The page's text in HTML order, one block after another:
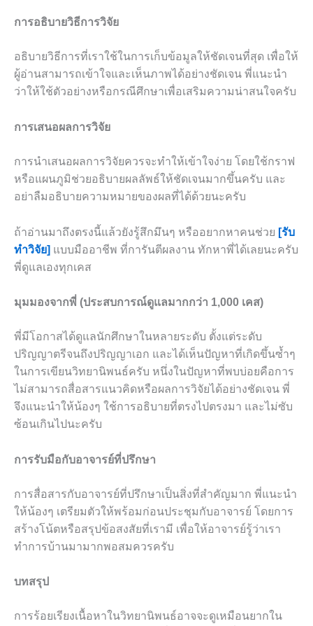
การอธิบายวิธีการวิจัย
อธิบายวิธีการที่เราใช้ในการเก็บข้อมูลให้ชัดเจนที่สุด เพื่อให้
ผู้อ่านสามารถเข้าใจและเห็นภาพได้อย่างชัดเจน พี่แนะนำ
ว่าให้ใช้ตัวอย่างหรือกรณีศึกษาเพื่อเสริมความน่าสนใจครับ
การเสนอผลการวิจัย
การนำเสนอผลการวิจัยควรจะทำให้เข้าใจง่าย โดยใช้กราฟ
หรือแผนภูมิช่วยอธิบายผลลัพธ์ให้ชัดเจนมากขึ้นครับ และ
อย่าลืมอธิบายความหมายของผลที่ได้ด้วยนะครับ
ถ้าอ่านมาถึงตรงนี้แล้วยังรู้สึกมึนๆ หรืออยากหาคนช่วย [รับ
ทำวิจัย] แบบมืออาชีพ ที่การันตีผลงาน ทักหาพี่ได้เลยนะครับ
พี่ดูแลเองทุกเคส
มุมมองจากพี่ (ประสบการณ์ดูแลมากกว่า 1,000 เคส)
พี่มีโอกาสได้ดูแลนักศึกษาในหลายระดับ ตั้งแต่ระดับ
ปริญญาตรีจนถึงปริญญาเอก และได้เห็นปัญหาที่เกิดขึ้นซ้ำๆ
ในการเขียนวิทยานิพนธ์ครับ หนึ่งในปัญหาที่พบบ่อยคือการ
ไม่สามารถสื่อสารแนวคิดหรือผลการวิจัยได้อย่างชัดเจน พี่
จึงแนะนำให้น้องๆ ใช้การอธิบายที่ตรงไปตรงมา และไม่ซับ
ซ้อนเกินไปนะครับ
การรับมือกับอาจารย์ที่ปรึกษา
การสื่อสารกับอาจารย์ที่ปรึกษาเป็นสิ่งที่สำคัญมาก พี่แนะนำ
ให้น้องๆ เตรียมตัวให้พร้อมก่อนประชุมกับอาจารย์ โดยการ
สร้างโน้ตหรือสรุปข้อสงสัยที่เรามี เพื่อให้อาจารย์รู้ว่าเรา
ทำการบ้านมามากพอสมควรครับ
บทสรุป
การร้อยเรียงเนื้อหาในวิทยานิพนธ์อาจจะดูเหมือนยากใน